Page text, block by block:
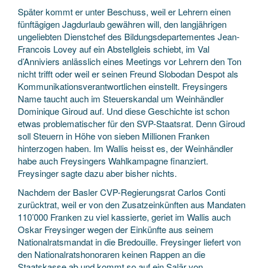
Später kommt er unter Beschuss, weil er Lehrern einen
fünftägigen Jagdurlaub gewähren will, den langjährigen
ungeliebten Dienstchef des Bildungsdepartementes Jean-
Francois Lovey auf ein Abstellgleis schiebt, im Val
d’Anniviers anlässlich eines Meetings vor Lehrern den Ton
nicht trifft oder weil er seinen Freund Slobodan Despot als
Kommunikationsverantwortlichen einstellt. Freysingers
Name taucht auch im Steuerskandal um Weinhändler
Dominique Giroud auf. Und diese Geschichte ist schon
etwas problematischer für den SVP-Staatsrat. Denn Giroud
soll Steuern in Höhe von sieben Millionen Franken
hinterzogen haben. Im Wallis heisst es, der Weinhändler
habe auch Freysingers Wahlkampagne finanziert.
Freysinger sagte dazu aber bisher nichts.
Nachdem der Basler CVP-Regierungsrat Carlos Conti
zurücktrat, weil er von den Zusatzeinkünften aus Mandaten
110’000 Franken zu viel kassierte, geriet im Wallis auch
Oskar Freysinger wegen der Einkünfte aus seinem
Nationalratsmandat in die Bredouille. Freysinger liefert von
den Nationalratshonoraren keinen Rappen an die